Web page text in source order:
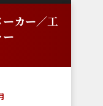
カー／工